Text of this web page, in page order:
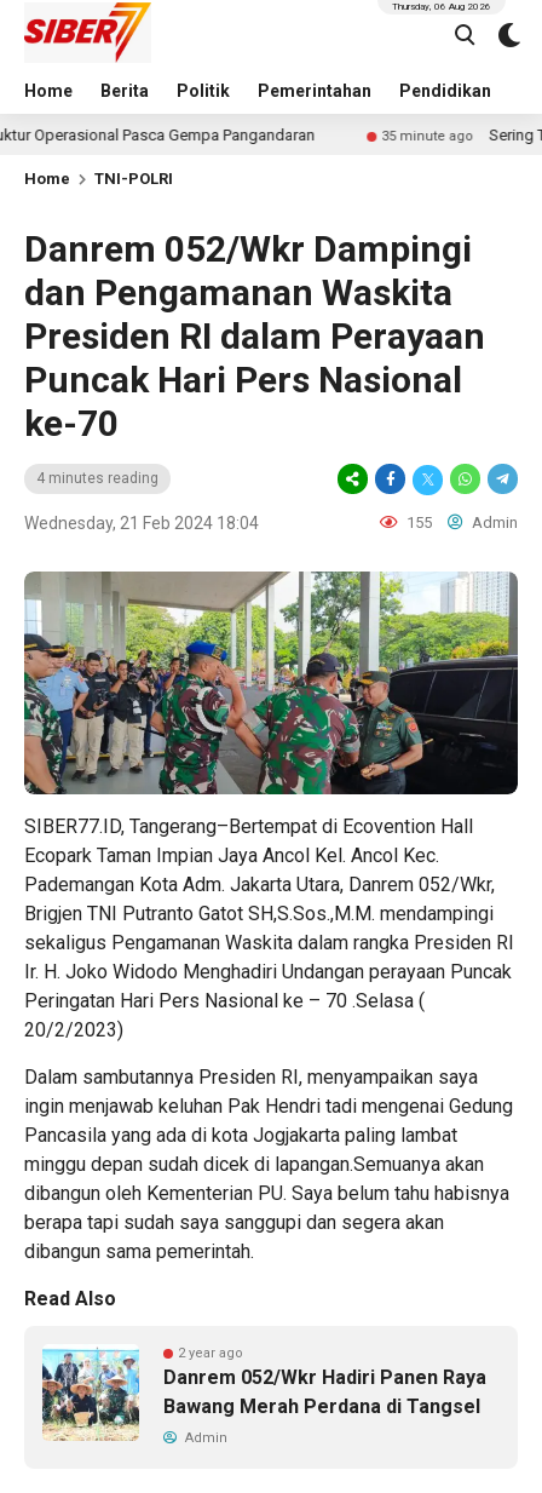
Home Berita Politik Pemerintahan Pendidikan
Thursday, 06 Aug 2026
Gempa Pangandaran 35 minute ago Sering Terblokir?
Home TNI-POLRI
Danrem 052/Wkr Dampingi
dan Pengamanan Waskita
Presiden RI dalam Perayaan
Puncak Hari Pers Nasional
ke-70
4 minutes reading
Wednesday, 21 Feb 2024 18:04 155 Admin
SIBER77.ID, Tangerang–Bertempat di Ecovention Hall
Ecopark Taman Impian Jaya Ancol Kel. Ancol Kec.
Pademangan Kota Adm. Jakarta Utara, Danrem 052/Wkr,
Brigjen TNI Putranto Gatot SH,S.Sos.,M.M. mendampingi
sekaligus Pengamanan Waskita dalam rangka Presiden RI
Ir. H. Joko Widodo Menghadiri Undangan perayaan Puncak
Peringatan Hari Pers Nasional ke – 70 .Selasa (
20/2/2023)
Dalam sambutannya Presiden RI, menyampaikan saya
ingin menjawab keluhan Pak Hendri tadi mengenai Gedung
Pancasila yang ada di kota Jogjakarta paling lambat
minggu depan sudah dicek di lapangan.Semuanya akan
dibangun oleh Kementerian PU. Saya belum tahu habisnya
berapa tapi sudah saya sanggupi dan segera akan
dibangun sama pemerintah.
Read Also
2 year ago
Danrem 052/Wkr Hadiri Panen Raya
Bawang Merah Perdana di Tangsel
Admin